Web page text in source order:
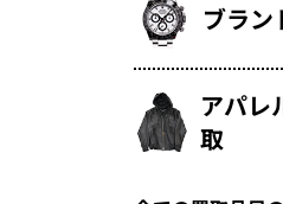
ブラン
アパレ
取